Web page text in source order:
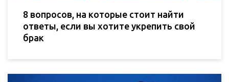
8 вопросов, на которые стоит найти
ответы, если вы хотите укрепить свой
брак